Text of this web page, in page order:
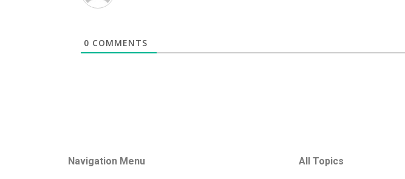
0 COMMENTS
Navigation Menu All Topics